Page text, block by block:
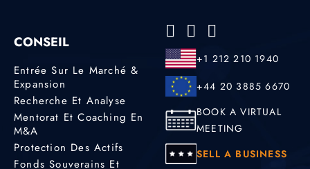
CONSEIL
Entrée Sur Le Marché &
Expansion
Recherche Et Analyse
Mentorat Et Coaching En
M&A
Protection Des Actifs
Fonds Souverains Et
+1 212 210 1940
+44 20 3885 6670
BOOK A VIRTUAL
MEETING
SELL A BUSINESS